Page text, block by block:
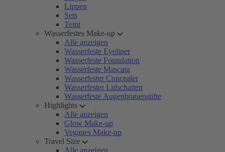
Lippen
Sets
Teint
Wasserfestes Make-up
Alle anzeigen
Wasserfeste Eyeliner
Wasserfeste Foundation
Wasserfeste Mascara
Wasserfester Concealer
Wasserfester Lidschatten
Wasserfeste Augenbrauenstifte
Highlights
Alle anzeigen
Glow Make-up
Veganes Make-up
Travel Size
Alle anzeigen